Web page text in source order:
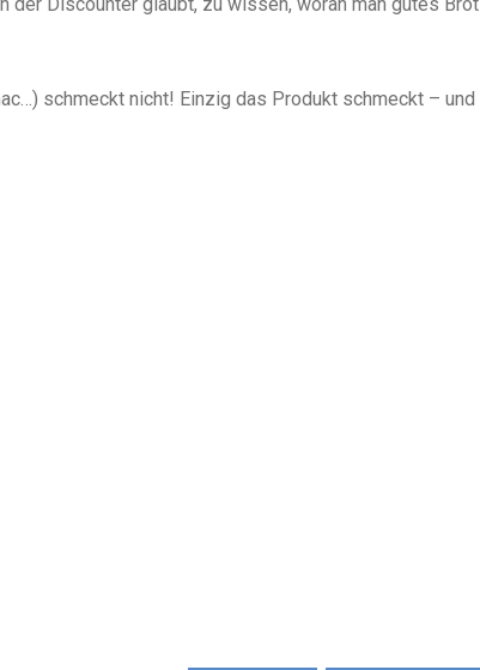
schmeckt nicht! Einzig das Produkt schmeckt – und